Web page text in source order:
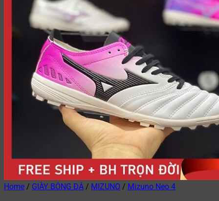
Home / GIÀY BÓNG ĐÁ / MIZUNO / Mizuno Neo 4